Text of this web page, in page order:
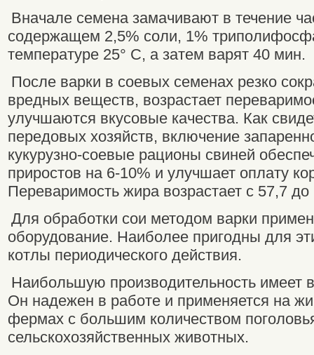
Вначале семена замачивают в течение
содержащем 2,5% соли, 1%
температуре 25° С, а затем варят 40 мин.
После варки в соевых семенах резко
вредных веществ, возрастает
улучшаются вкусовые качества. Как
передовых хозяйств, включение
кукурузно-соевые рационы свиней
приростов на 6-10% и улучшает оплату
Переваримость жира возрастает с 57,7 до
Для обработки сои методом варки
оборудование. Наиболее пригодны для
котлы периодического действия.
Наибольшую производительность имеет
Он надежен в работе и применяется на
фермах с большим количеством
сельскохозяйственных животных.